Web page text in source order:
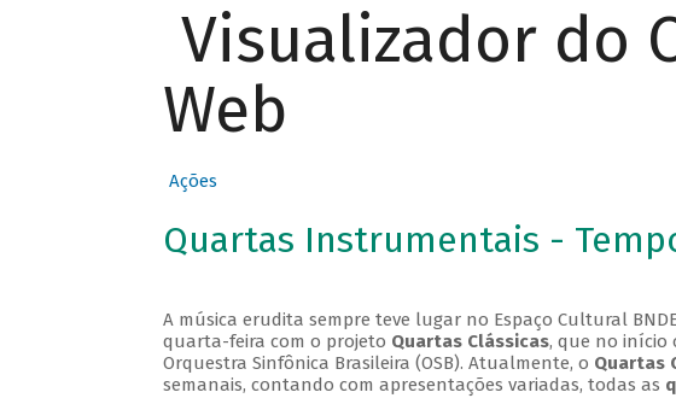
Visualizador do
Web
Ações
Quartas Instrumentais -
A música erudita sempre teve lugar no Espaço Cultural
quarta-feira com o projeto Quartas Clássicas, que no início
Orquestra Sinfônica Brasileira (OSB). Atualmente, o Quartas
semanais, contando com apresentações variadas, todas as